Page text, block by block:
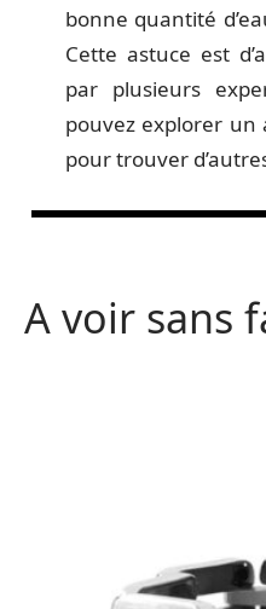
bonne quantité
Cette astuce est
par plusieurs
pouvez explorer un
pour trouver
A voir sans